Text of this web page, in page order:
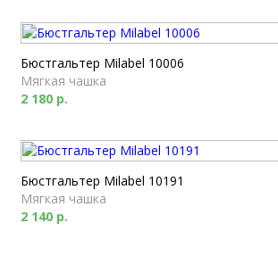
Бюстгальтер Milabel 10006
Мягкая чашка
2 180 р.
Бюстгальтер Milabel 10191
Мягкая чашка
2 140 р.